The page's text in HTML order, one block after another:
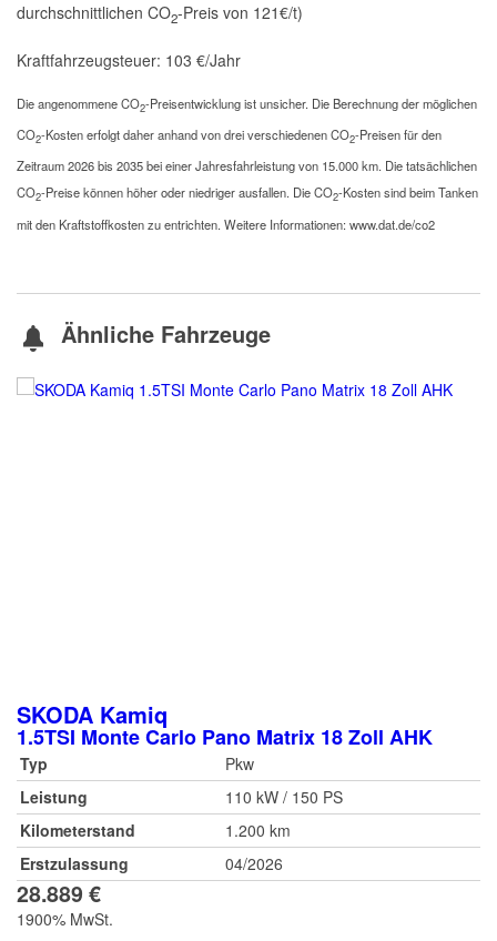
durchschnittlichen CO2-Preis von 121€/t)
Kraftfahrzeugsteuer: 103 €/Jahr
Die angenommene CO2-Preisentwicklung ist unsicher. Die Berechnung der möglichen
CO2-Kosten erfolgt daher anhand von drei verschiedenen CO2-Preisen für den
Zeitraum 2026 bis 2035 bei einer Jahresfahrleistung von 15.000 km. Die tatsächlichen
CO2-Preise können höher oder niedriger ausfallen. Die CO2-Kosten sind beim Tanken
mit den Kraftstoffkosten zu entrichten. Weitere Informationen: www.dat.de/co2
Ähnliche Fahrzeuge
SKODA Kamiq
1.5TSI Monte Carlo Pano Matrix 18 Zoll AHK
Typ
Pkw
Leistung
110 kW / 150 PS
Kilometerstand
1.200 km
Erstzulassung
04/2026
28.889 €
1900% MwSt.